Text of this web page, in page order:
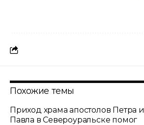
Похожие темы
Приход храма апостолов Петра и
Павла в Североуральске помог